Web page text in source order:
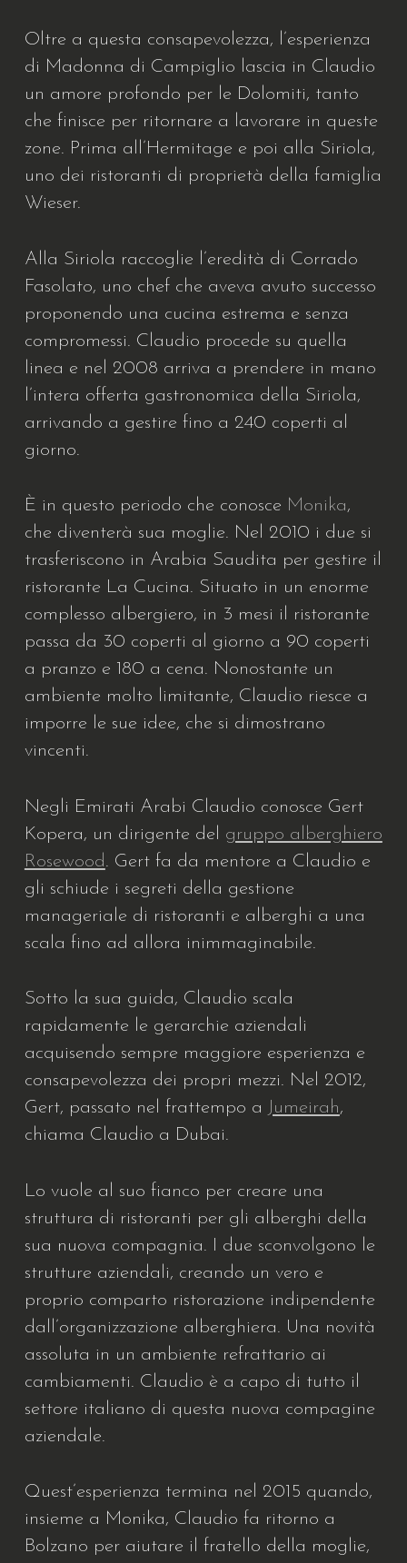
Oltre a questa consapevolezza, l’esperienza
di Madonna di Campiglio lascia in Claudio
un amore profondo per le Dolomiti, tanto
che finisce per ritornare a lavorare in queste
zone. Prima all’Hermitage e poi alla Siriola,
uno dei ristoranti di proprietà della famiglia
Wieser.
Alla Siriola raccoglie l’eredità di Corrado
Fasolato, uno chef che aveva avuto successo
proponendo una cucina estrema e senza
compromessi. Claudio procede su quella
linea e nel 2008 arriva a prendere in mano
l’intera offerta gastronomica della Siriola,
arrivando a gestire fino a 240 coperti al
giorno.
È in questo periodo che conosce Monika,
che diventerà sua moglie. Nel 2010 i due si
trasferiscono in Arabia Saudita per gestire il
ristorante La Cucina. Situato in un enorme
complesso albergiero, in 3 mesi il ristorante
passa da 30 coperti al giorno a 90 coperti
a pranzo e 180 a cena. Nonostante un
ambiente molto limitante, Claudio riesce a
imporre le sue idee, che si dimostrano
vincenti.
Negli Emirati Arabi Claudio conosce Gert
Kopera, un dirigente del gruppo alberghiero
Rosewood. Gert fa da mentore a Claudio e
gli schiude i segreti della gestione
manageriale di ristoranti e alberghi a una
scala fino ad allora inimmaginabile.
Sotto la sua guida, Claudio scala
rapidamente le gerarchie aziendali
acquisendo sempre maggiore esperienza e
consapevolezza dei propri mezzi. Nel 2012,
Gert, passato nel frattempo a
Jumeirah,
chiama Claudio a Dubai.
Lo vuole al suo fianco per creare una
struttura di ristoranti per gli alberghi della
sua nuova compagnia. I due sconvolgono le
strutture aziendali, creando un vero e
proprio comparto ristorazione indipendente
dall’organizzazione alberghiera. Una novità
assoluta in un ambiente refrattario ai
cambiamenti. Claudio è a capo di tutto il
settore italiano di questa nuova compagine
aziendale.
Quest’esperienza termina nel 2015 quando,
insieme a Monika, Claudio fa ritorno a
Bolzano per aiutare il fratello della moglie,